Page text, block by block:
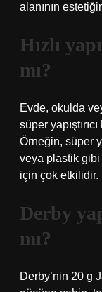
alanının
Hızlı
mı?
Evde, okulda
süper
Örneğin, süper
veya plastik
için çok etkilidir.
Derby
mı?
Derby’nin 20 g